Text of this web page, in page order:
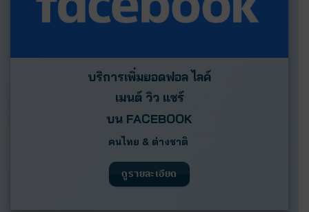
บริการเพิ่มยอดฟอล ไลค์
เมนต์ วิว แชร์
บน FACEBOOK
คนไทย & ต่างชาติ
ดูรายละเอียด